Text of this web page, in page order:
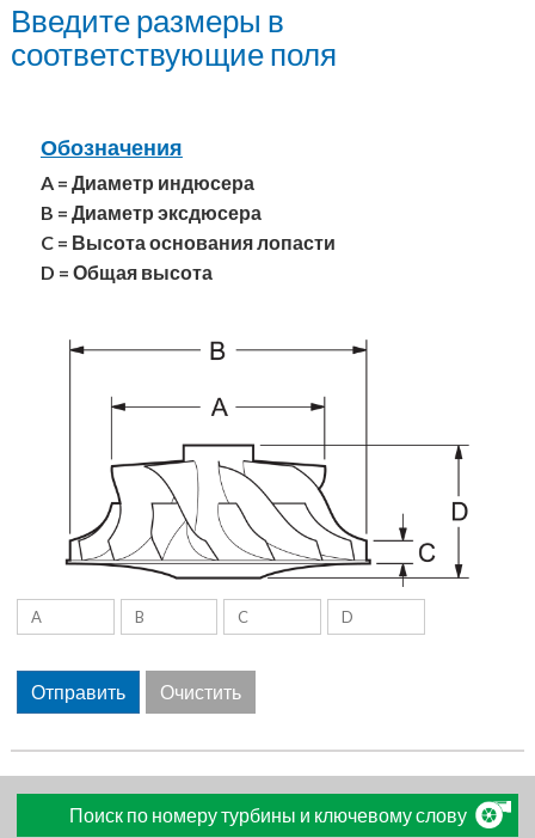
Введите размеры в
соответствующие поля
Обозначения
A = Диаметр индюсера
B = Диаметр эксдюсера
C = Высота основания лопасти
D = Общая высота
Поиск по номеру турбины и ключевому слову